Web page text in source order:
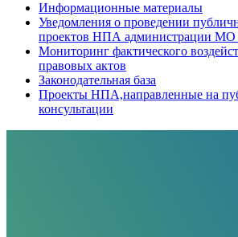
Информационные материалы
Уведомления о проведении
проектов НПА администрации МО
Мониторинг фактического
правовых актов
Законодательная база
Проекты НПА,направленные на
консультации